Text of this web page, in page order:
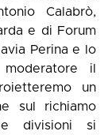
Calabrò,
e di Forum
Perina e lo
il
un
sul richiamo
divisioni si